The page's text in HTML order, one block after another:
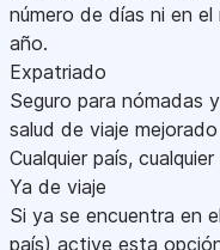
número de días ni en
año.
Expatriado
Seguro para nómadas
salud de viaje
Cualquier país,
Ya de viaje
Si ya se encuentra en
país) active esta